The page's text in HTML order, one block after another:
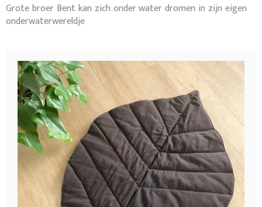
Grote broer Bent kan zich onder water dromen in zijn eigen
onderwaterwereldje